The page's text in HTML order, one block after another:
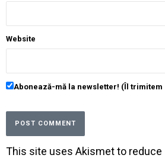
Website
Abonează-mă la newsletter! (Îl trimitem
This site uses Akismet to reduce